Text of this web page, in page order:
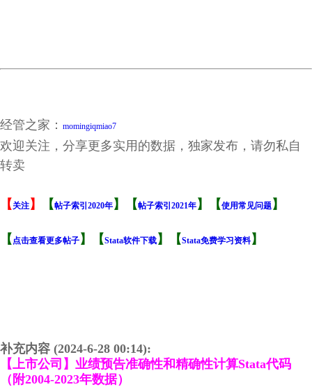
经管之家： momingiqmiao7
欢迎关注，分享更多实用的数据，独家发布，请勿私自
转卖
【 关注 】 【帖子索引2020年 】【帖子索引2021年 】【使用常见问题 】
【 点击查看更多帖子 】【Stata软件下载 】【Stata免费学习资料 】
补充内容 (2024-6-28 00:14):
【上市公司】业绩预告准确性和精确性计算Stata代码
（附2004-2023年数据）